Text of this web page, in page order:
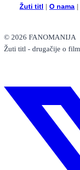
Žuti titl | O nama |
© 2026 FANOMANIJA
Žuti titl - drugačije o